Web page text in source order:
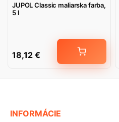
JUPOL Classic maliarska farba,
5 l
18,12 €
INFORMÁCIE